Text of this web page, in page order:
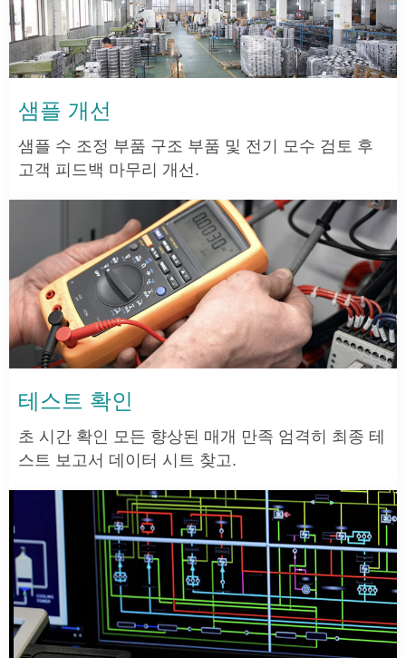
샘플 개선
샘플 수 조정 부품 구조 부품 및 전기 모수 검토 후
고객 피드백 마무리 개선.
테스트 확인
초 시간 확인 모든 향상된 매개 만족 엄격히 최종 테
스트 보고서 데이터 시트 찾고.